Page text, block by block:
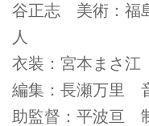
谷正志 美術：福
人
衣装：宮本まさ
編集：長瀬万里
助監督：平波亘